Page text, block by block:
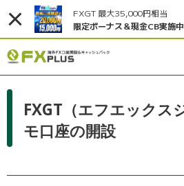
FXGT 最大35,000円相当
限定ボーナス＆現金CB実施中
FXGT（エフエックス
モ口座の開設